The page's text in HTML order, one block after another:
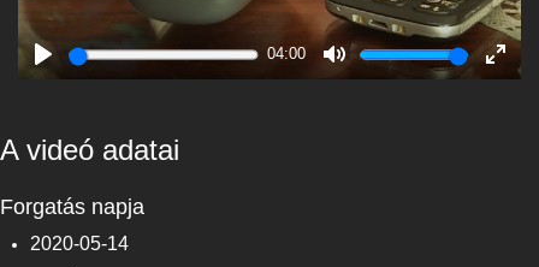
Play
04:00
Mute
Enter
A videó adatai
Forgatás napja
2020-05-14